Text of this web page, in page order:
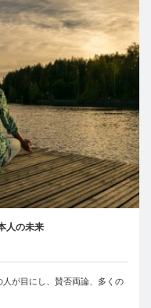
人の未来
が目にし、賛否両論、多くの